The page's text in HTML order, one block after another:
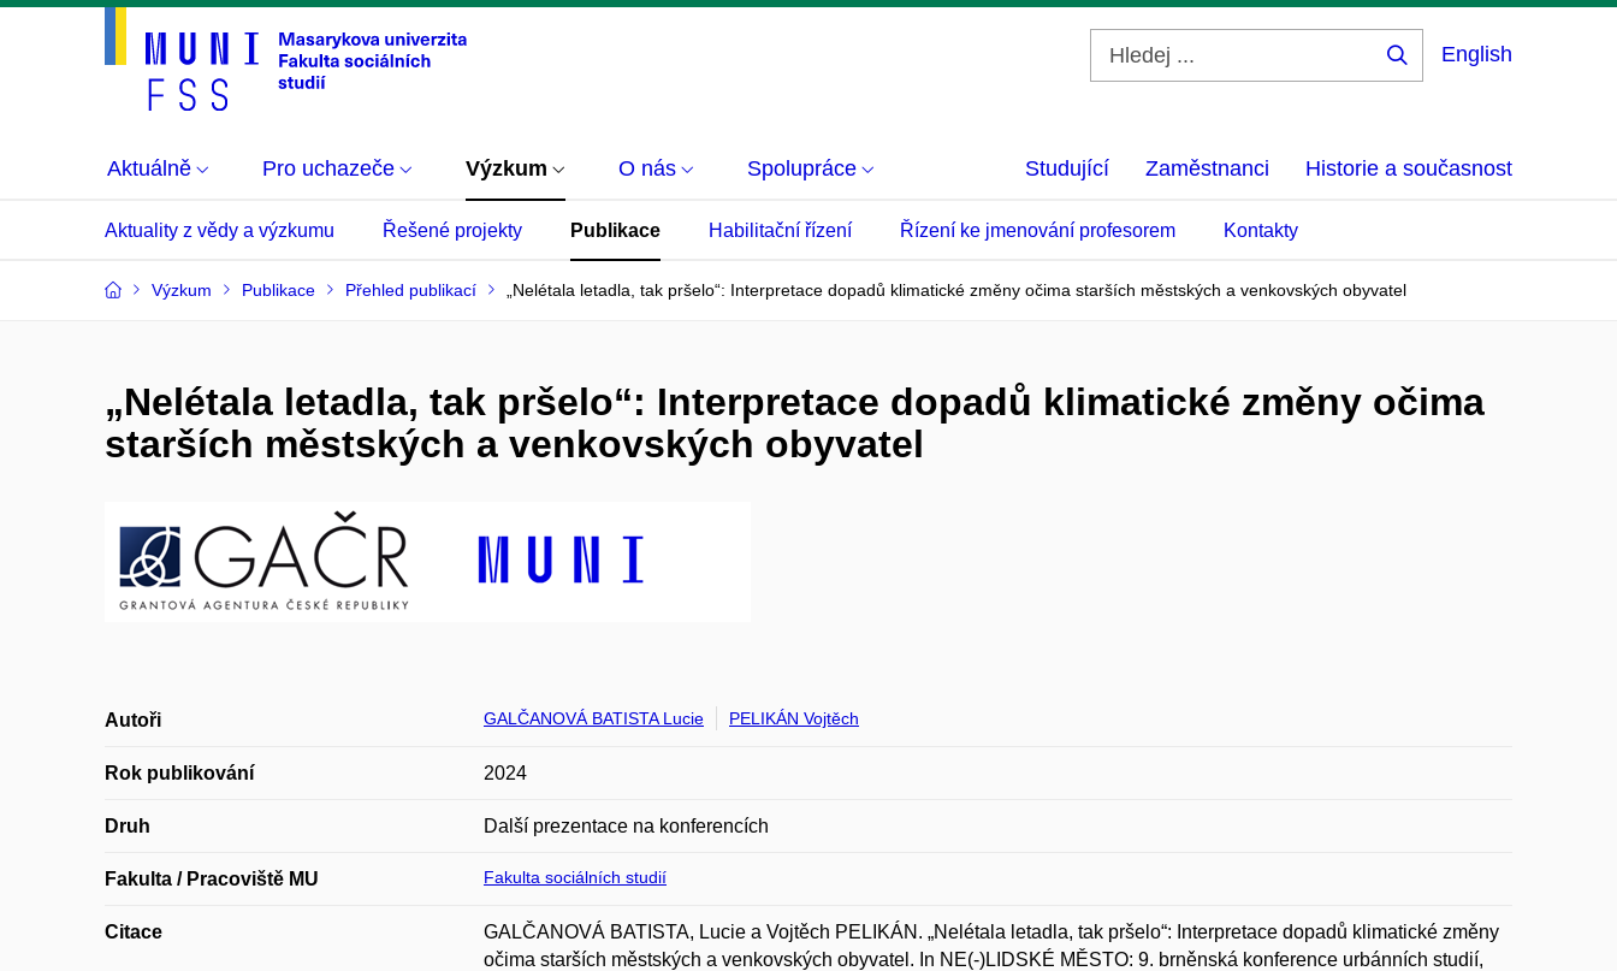
English
Aktuálně Pro uchazeče Výzkum O nás Spolupráce Studující Zaměstnanci Historie a současnost
Aktuality z vědy a výzkumu Řešené projekty Publikace Habilitační řízení Řízení ke jmenování profesorem Kontakty
Výzkum Publikace Přehled publikací „Nelétala letadla, tak pršelo“: Interpretace dopadů klimatické změny očima starších městských a venkovských obyvatel
„Nelétala letadla, tak pršelo“: Interpretace dopadů klimatické změny očima
starších městských a venkovských obyvatel
Autoři GALČANOVÁ BATISTA Lucie PELIKÁN Vojtěch
Rok publikování 2024
Druh Další prezentace na konferencích
Fakulta / Pracoviště MU Fakulta sociálních studií
Citace
GALČANOVÁ BATISTA, Lucie a Vojtěch PELIKÁN. „Nelétala letadla, tak pršelo“: Interpretace dopadů klimatické změny
očima starších městských a venkovských obyvatel. In NE(-)LIDSKÉ MĚSTO: 9. brněnská konference urbánních studií,